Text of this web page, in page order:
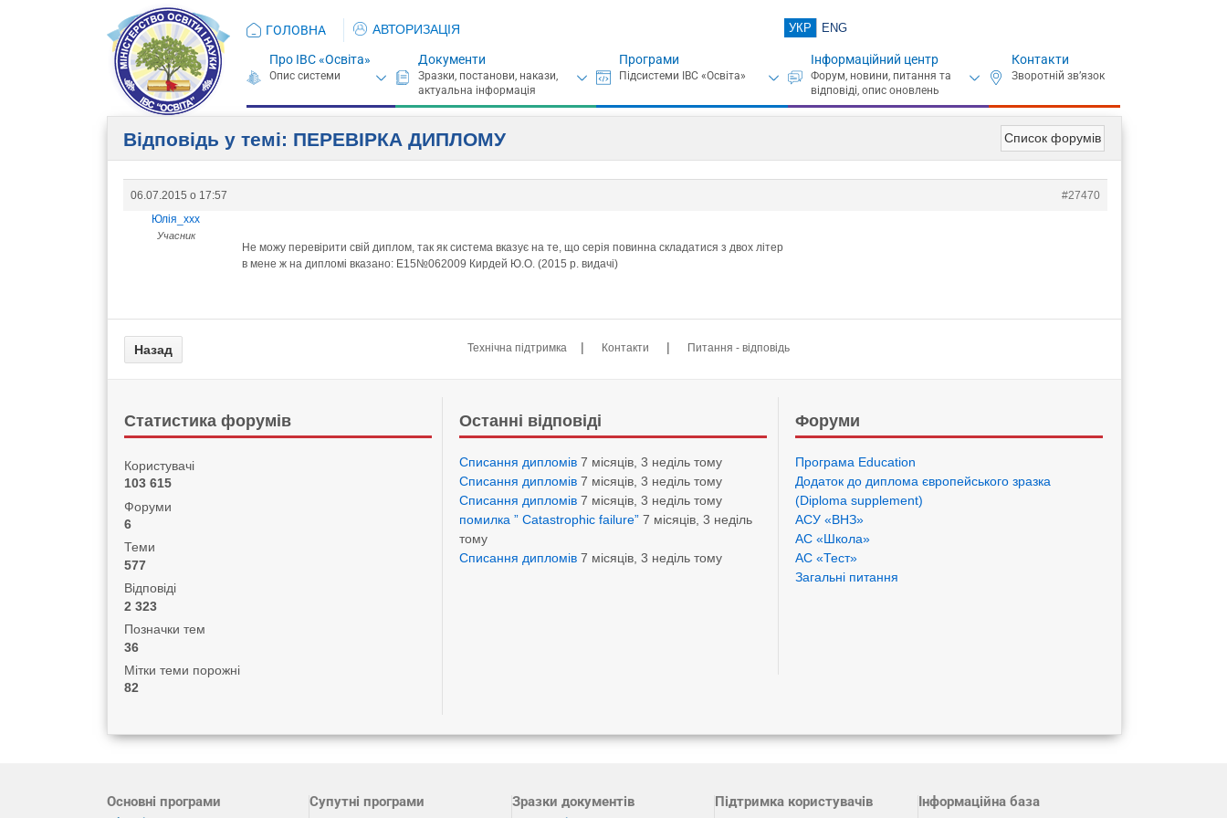
ГОЛОВНА АВТОРИЗАЦІЯ УКР ENG
Про ІВС «Освіта» Документи Програми Інформаційний центр Контакти
Список форумів
Відповідь у темі: ПЕРЕВIРКА ДИПЛОМУ
06.07.2015 о 17:57
#27470
Юлія_xxx
Учасник
Не можу перевірити свій диплом, так як система вказує на те, що серія повинна складатися з двох літер
в мене ж на дипломі вказано: Е15№062009 Кирдей Ю.О. (2015 р. видачі)
Технічна підтримка | Контакти | Питання - відповідь
Статистика форумів
Користувачі
103 615
Форуми
6
Теми
577
Відповіді
2 323
Позначки тем
36
Мітки теми порожні
82
Останні відповіді
Списання дипломів 7 місяців, 3 неділь тому
Списання дипломів 7 місяців, 3 неділь тому
Списання дипломів 7 місяців, 3 неділь тому
помилка ” Catastrophic failure” 7 місяців, 3 неділь
тому
Списання дипломів 7 місяців, 3 неділь тому
Форуми
Програма Eduсation
Додаток до диплома європейського зразка
(Diploma supplement)
АСУ «ВНЗ»
АС «Школа»
АС «Тест»
Загальні питання
Основні програми Супутні програми Зразки документів Підтримка користувачів Інформаційна база